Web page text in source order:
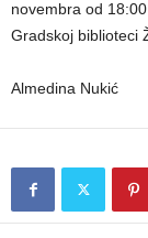
novembra od
Gradskoj biblioteci
Almedina Nukić